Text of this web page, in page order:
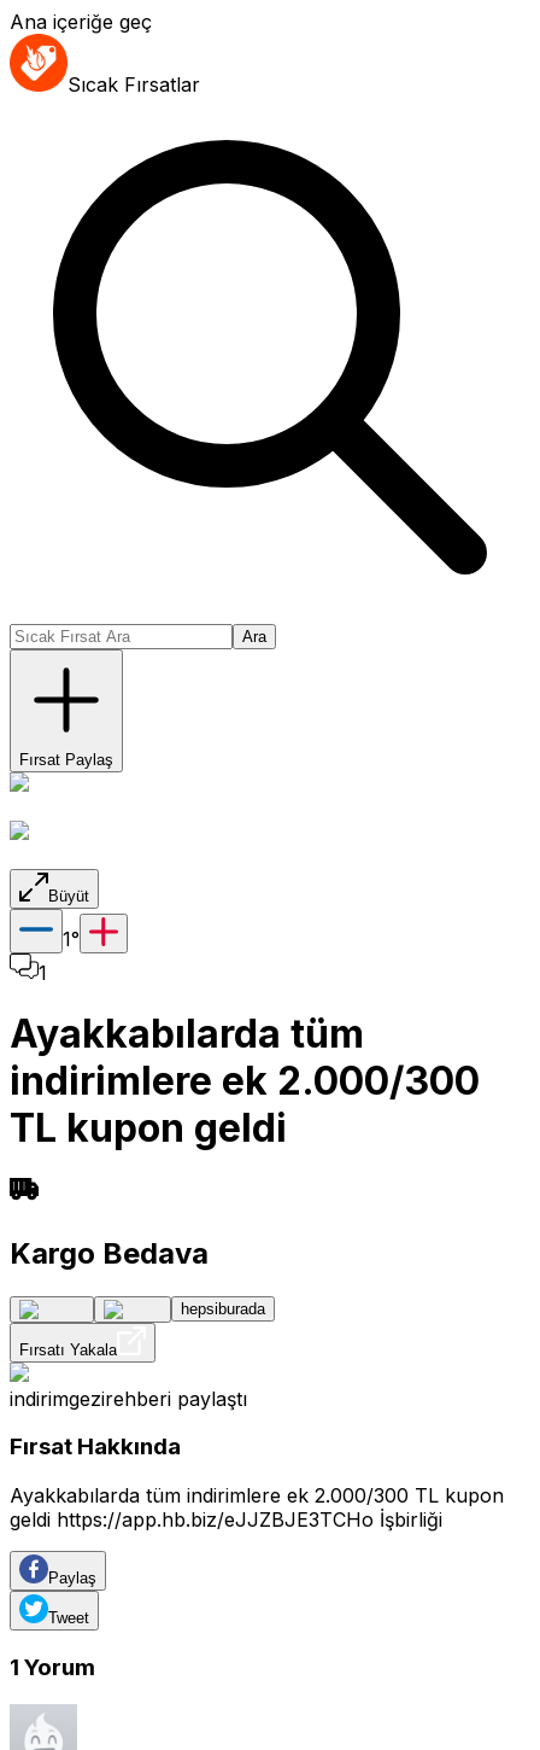
Ana içeriğe geç
Sıcak Fırsatlar
Ara
Fırsat Paylaş
Büyüt
1°
1
Ayakkabılarda tüm
indirimlere ek 2.000/300
TL kupon geldi
Kargo Bedava
hepsiburada
Fırsatı Yakala
indirimgezirehberi paylaştı
Fırsat Hakkında
Ayakkabılarda tüm indirimlere ek 2.000/300 TL kupon
geldi https://app.hb.biz/eJJZBJE3TCHo İşbirliği
Paylaş
Tweet
1 Yorum